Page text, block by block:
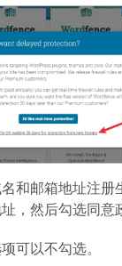
和邮箱地址注册
，然后勾选同意
可以不勾选。